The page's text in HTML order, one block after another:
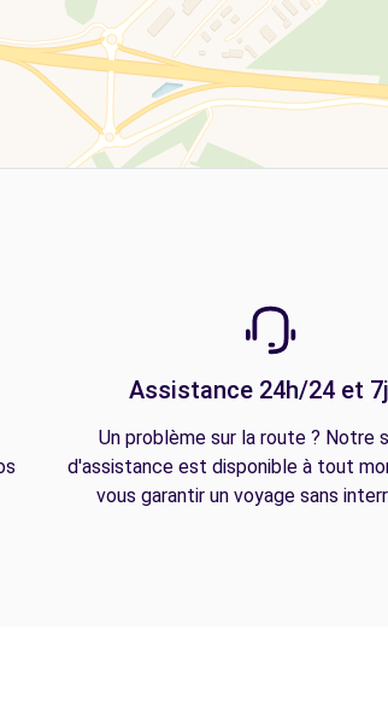
Assistance 24h/24 et
Un problème sur la route ? Notre
d'assistance est disponible à tout
vous garantir un voyage sans